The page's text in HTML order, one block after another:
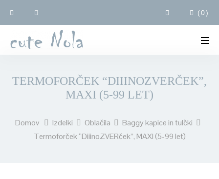
(0)
TERMOFORČEK “DIIINOZVERČEK”,
MAXI (5-99 LET)
Domov Izdelki Oblačila
Baggy kapice in tulčki
Termoforček “DiiinoZVERček”, MAXI (5-99 let)